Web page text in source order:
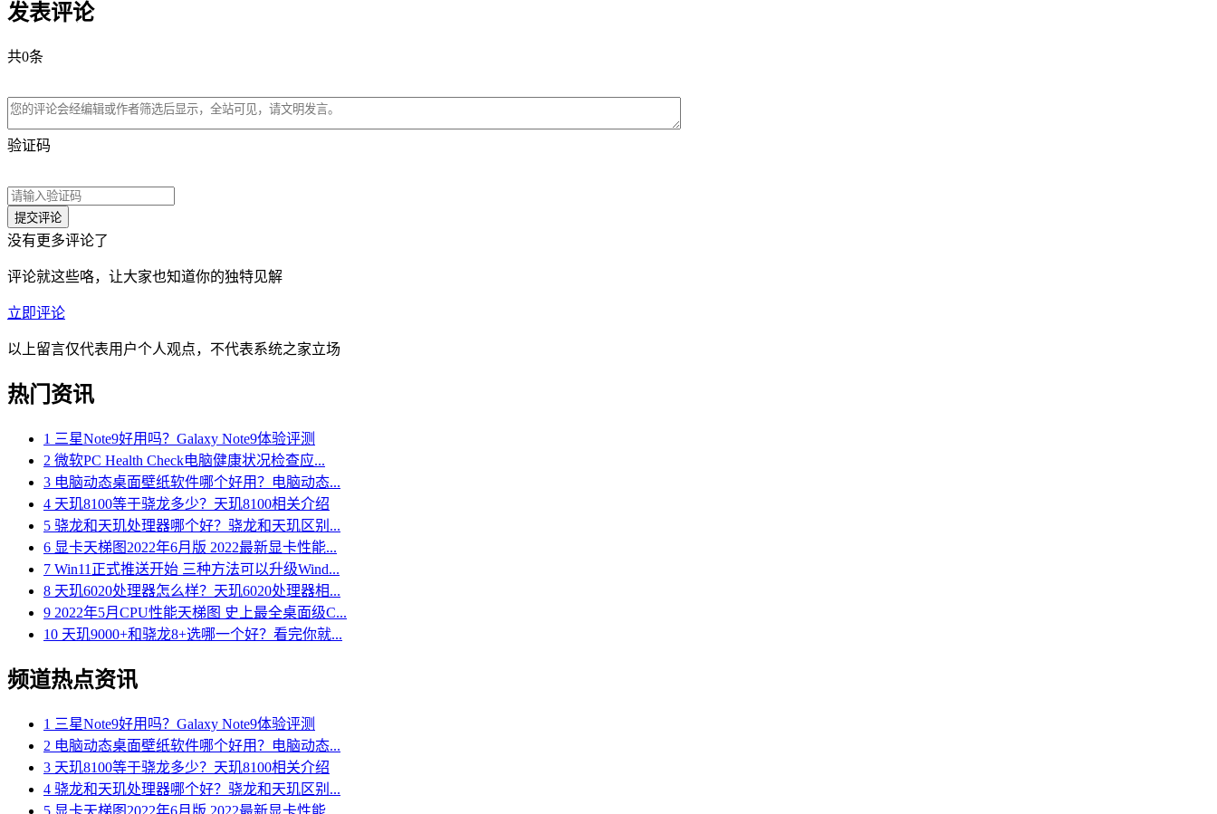
发表评论
共0条
验证码
没有更多评论了
评论就这些咯，让大家也知道你的独特见解
立即评论
以上留言仅代表用户个人观点，不代表系统之家立场
热门资讯
1 三星Note9好用吗？Galaxy Note9体验评测
2 微软PC Health Check电脑健康状况检查应...
3 电脑动态桌面壁纸软件哪个好用？电脑动态...
4 天玑8100等于骁龙多少？天玑8100相关介绍
5 骁龙和天玑处理器哪个好？骁龙和天玑区别...
6 显卡天梯图2022年6月版 2022最新显卡性能...
7 Win11正式推送开始 三种方法可以升级Wind...
8 天玑6020处理器怎么样？天玑6020处理器相...
9 2022年5月CPU性能天梯图 史上最全桌面级C...
10 天玑9000+和骁龙8+选哪一个好？看完你就...
频道热点资讯
1 三星Note9好用吗？Galaxy Note9体验评测
2 电脑动态桌面壁纸软件哪个好用？电脑动态...
3 天玑8100等于骁龙多少？天玑8100相关介绍
4 骁龙和天玑处理器哪个好？骁龙和天玑区别...
5 显卡天梯图2022年6月版 2022最新显卡性能...